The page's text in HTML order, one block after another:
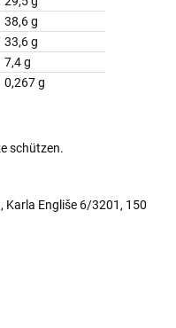
38,6 g
33,6 g
7,4 g
0,267 g
schützen.
Karla Engliše 6/3201, 150